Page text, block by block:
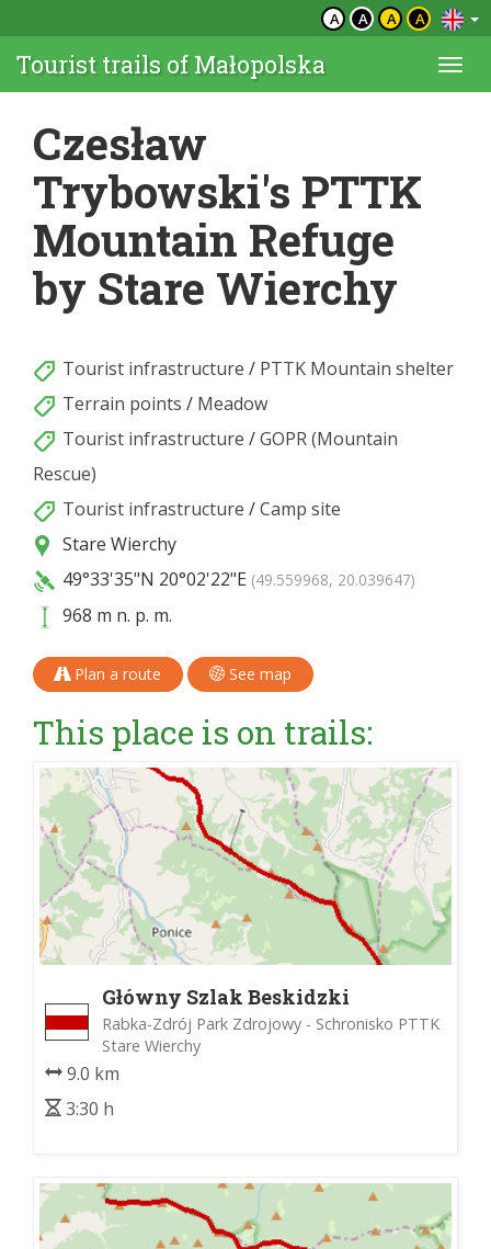
A A A A
Tourist trails of Małopolska
Czesław
Trybowski's PTTK
Mountain Refuge
by Stare Wierchy
Tourist infrastructure / PTTK Mountain shelter
Terrain points / Meadow
Tourist infrastructure /GOPR (Mountain
Rescue)
Tourist infrastructure /Camp site
Stare Wierchy
49°33'35"N 20°02'22"E (49.559968, 20.039647)
968 m n. p. m.
Plan a route See map
This place is on trails:
Główny Szlak Beskidzki
Rabka-Zdrój Park Zdrojowy - Schronisko PTTK
Stare Wierchy
9.0 km
3:30 h